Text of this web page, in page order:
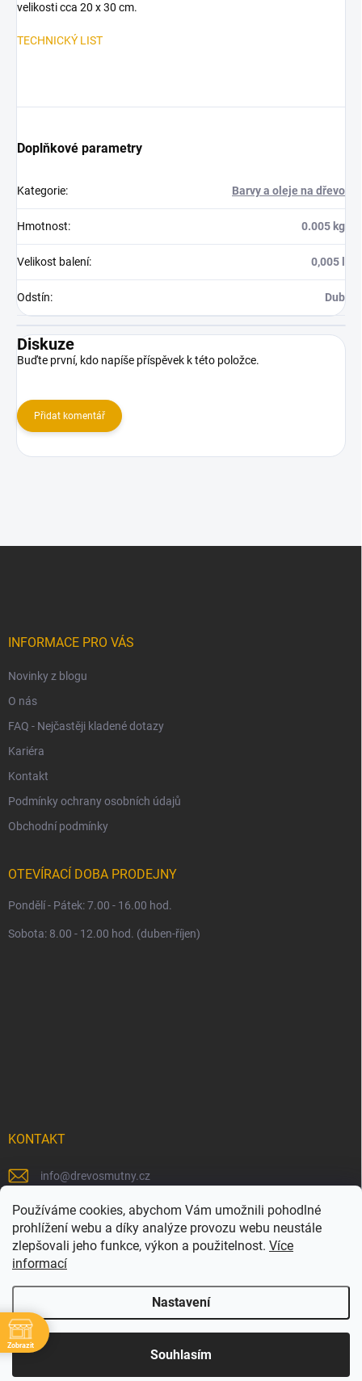
Používáme cookies, abychom Vám umožnili pohodlné
prohlížení webu a díky analýze provozu webu neustále
zlepšovali jeho funkce, výkon a použitelnost. Více
informací
Nastavení
Souhlasím
velikosti cca 20 x 30 cm.
TECHNICKÝ LIST
Doplňkové parametry
Kategorie: Barvy a oleje na dřevo
Hmotnost: 0.005 kg
Velikost balení: 0,005 l
Odstín: Dub
Diskuze
Buďte první, kdo napíše příspěvek k této položce.
Přidat komentář
INFORMACE PRO VÁS
Novinky z blogu
O nás
FAQ - Nejčastěji kladené dotazy
Kariéra
Kontakt
Podmínky ochrany osobních údajů
Obchodní podmínky
OTEVÍRACÍ DOBA PRODEJNY
Pondělí - Pátek: 7.00 - 16.00 hod.
Sobota: 8.00 - 12.00 hod. (duben-říjen)
KONTAKT
info@drevosmutny.cz
+420 725 710 840
https://www.facebook.com/drevosmutny/
drevosmutny/
Dřevosmutný . Všechna práva vyhrazena.
Zobrazit